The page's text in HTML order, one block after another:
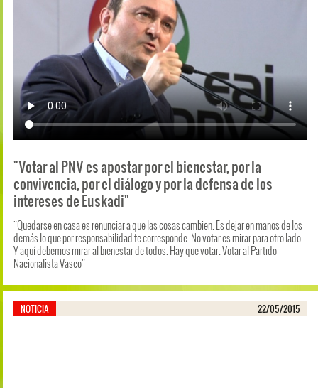
"Votar al PNV es apostar por el bienestar, por la
convivencia, por el diálogo y por la defensa de los
intereses de Euskadi"
"Quedarse en casa es renunciar a que las cosas cambien. Es dejar en manos de los
demás lo que por responsabilidad te corresponde. No votar es mirar para otro lado.
Y aquí debemos mirar al bienestar de todos. Hay que votar. Votar al Partido
Nacionalista Vasco"
NOTICIA 22/05/2015